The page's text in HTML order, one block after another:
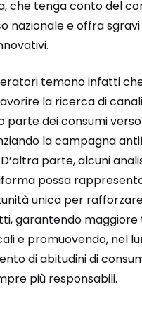
che tenga conto del
nazionale e offra
temono infatti
la ricerca di
parte dei consumi
la campagna
parte, alcuni
possa
unica per
garantendo maggiore
e promuovendo, nel
di abitudini di
più responsabili.